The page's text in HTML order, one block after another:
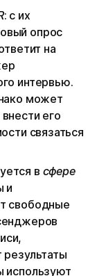
: с их
опрос
на
интервью.
может
его
связаться
в сфере
и
свободные
используют